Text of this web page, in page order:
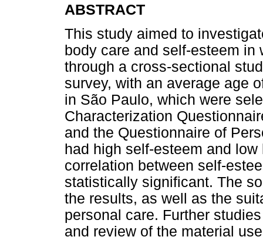
ABSTRACT
This study aimed to
body care and self-esteem in
through a cross-sectional
survey, with an average age
in São Paulo, which were
Characterization
and the Questionnaire of
had high self-esteem and
correlation between self-
statistically significant. The
the results, as well as the
personal care. Further
and review of the material